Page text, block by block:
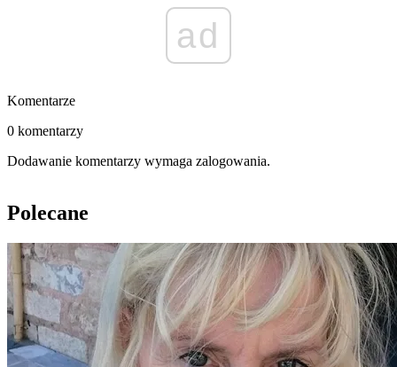
ad
Komentarze
0 komentarzy
Dodawanie komentarzy wymaga zalogowania.
Polecane